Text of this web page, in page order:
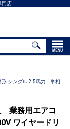
門店
シングル 2.5馬力 単相
業務用エアコ
ワイヤードリ